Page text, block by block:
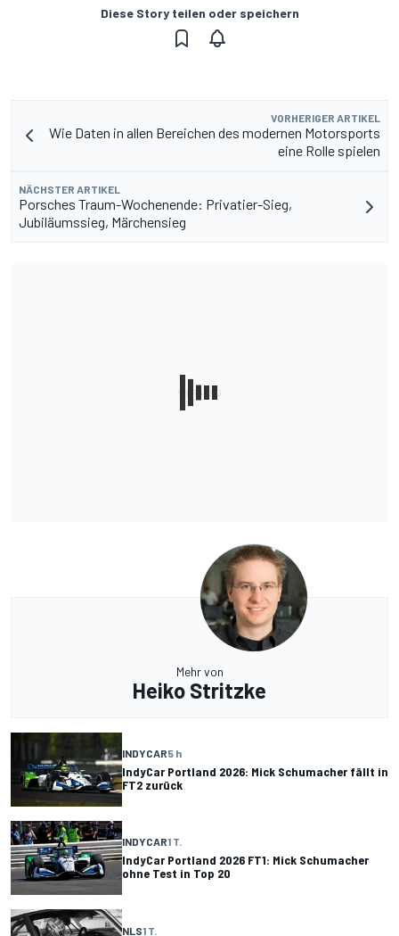
Diese Story teilen oder speichern
VORHERIGER ARTIKEL
Wie Daten in allen Bereichen des modernen Motorsports
eine Rolle spielen
NÄCHSTER ARTIKEL
Porsches Traum-Wochenende: Privatier-Sieg,
Jubiläumssieg, Märchensieg
Mehr von
Heiko Stritzke
INDYCAR5 h
IndyCar Portland 2026: Mick Schumacher fällt in
FT2 zurück
INDYCAR1 T.
IndyCar Portland 2026 FT1: Mick Schumacher
ohne Test in Top 20
NLS1 T.